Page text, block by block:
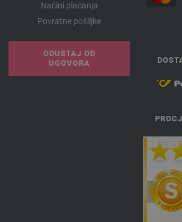
Načini plaćanja
Povratne pošiljke
ODUSTAJ OD
UGOVORA